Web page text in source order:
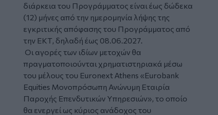
διάρκεια του Προγράμματος είναι έως δώδεκα
(12) μήνες από την ημερομηνία λήψης της
εγκριτικής απόφασης του Προγράμματος από
την ΕΚΤ, δηλαδή έως 08.06.2027.
Οι αγορές των ιδίων μετοχών θα
πραγματοποιούνται χρηματιστηριακά μέσω
του μέλους του Euronext Athens «Eurobank
Equities Μονοπρόσωπη Ανώνυμη Εταιρία
Παροχής Επενδυτικών Υπηρεσιών», το οποίο
θα ενεργεί ως κύριος ανάδοχος του